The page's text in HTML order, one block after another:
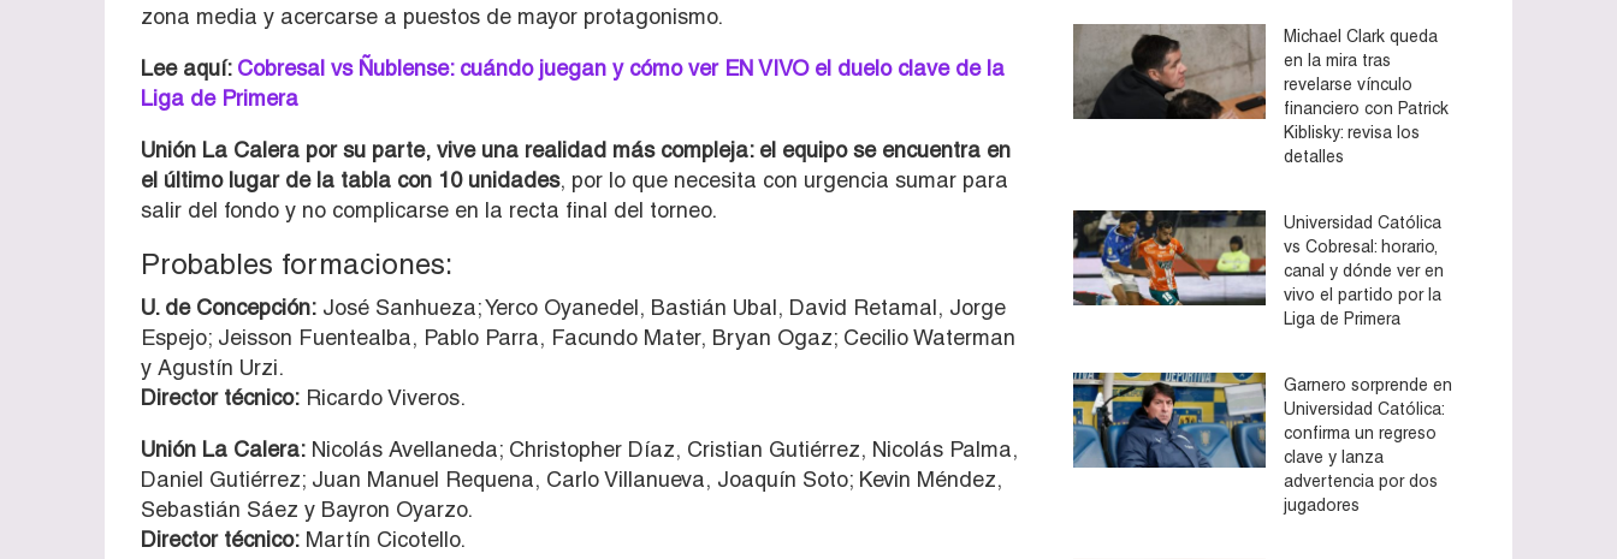
zona media y acercarse a puestos de mayor protagonismo.
Lee aquí: Cobresal vs Ñublense: cuándo juegan y cómo ver EN VIVO el duelo clave de la
Liga de Primera
Unión La Calera por su parte, vive una realidad más compleja: el equipo se encuentra en
el último lugar de la tabla con 10 unidades, por lo que necesita con urgencia sumar para
salir del fondo y no complicarse en la recta final del torneo.
Probables formaciones:
U. de Concepción: José Sanhueza; Yerco Oyanedel, Bastián Ubal, David Retamal, Jorge
Espejo; Jeisson Fuentealba, Pablo Parra, Facundo Mater, Bryan Ogaz; Cecilio Waterman
y Agustín Urzi.
Director técnico: Ricardo Viveros.
Unión La Calera: Nicolás Avellaneda; Christopher Díaz, Cristian Gutiérrez, Nicolás Palma,
Daniel Gutiérrez; Juan Manuel Requena, Carlo Villanueva, Joaquín Soto; Kevin Méndez,
Sebastián Sáez y Bayron Oyarzo.
Director técnico: Martín Cicotello.
Michael Clark queda
en la mira tras
revelarse vínculo
financiero con Patrick
Kiblisky: revisa los
detalles
Universidad Católica
vs Cobresal: horario,
canal y dónde ver en
vivo el partido por la
Liga de Primera
Garnero sorprende en
Universidad Católica:
confirma un regreso
clave y lanza
advertencia por dos
jugadores